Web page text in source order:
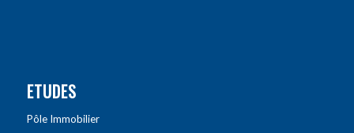
ETUDES
Pôle Immobilier